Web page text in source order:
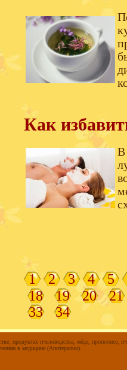
Как
В
1 2 3 4
5
18
19 20
21
33
34
продуктах пчеловодства, мёде, прополисе,
в медицине (Апитерапии).